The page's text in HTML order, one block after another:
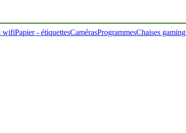
wifiPapier - étiquettesCamérasProgrammesChaises gaming